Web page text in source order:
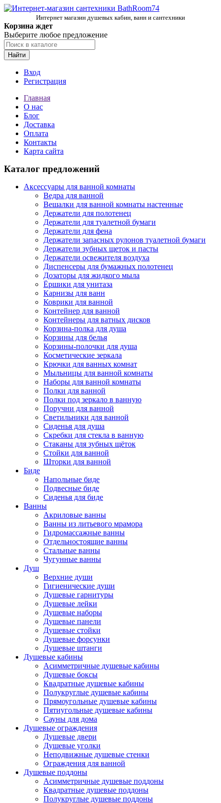
Интернет магазин душевых кабин, ванн и сантехники
Корзина ждет
Выберите любое предложение
Найти
Вход
Регистрация
Главная
О нас
Блог
Доставка
Оплата
Контакты
Карта сайта
Каталог предложений
Аксессуары для ванной комнаты
Ведра для ванной
Вешалки для ванной комнаты настенные
Держатели для полотенец
Держатели для туалетной бумаги
Держатели для фена
Держатели запасных рулонов туалетной бумаги
Держатели зубных щеток и пасты
Держатели освежителя воздуха
Диспенсеры для бумажных полотенец
Дозаторы для жидкого мыла
Ёршики для унитаза
Карнизы для ванн
Коврики для ванной
Контейнер для ванной
Контейнеры для ватных дисков
Корзина-полка для душа
Корзины для белья
Корзины-полочки для душа
Косметические зеркала
Крючки для ванных комнат
Мыльницы для ванной комнаты
Наборы для ванной комнаты
Полки для ванной
Полки под зеркало в ванную
Поручни для ванной
Светильники для ванной
Сиденья для душа
Скребки для стекла в ванную
Стаканы для зубных щёток
Стойки для ванной
Шторки для ванной
Биде
Напольные биде
Подвесные биде
Сиденья для биде
Ванны
Акриловые ванны
Ванны из литьевого мрамора
Гидромассажные ванны
Отдельностоящие ванны
Стальные ванны
Чугунные ванны
Душ
Верхние души
Гигиенические души
Душевые гарнитуры
Душевые лейки
Душевые наборы
Душевые панели
Душевые стойки
Душевые форсунки
Душевые штанги
Душевые кабины
Асимметричные душевые кабины
Душевые боксы
Квадратные душевые кабины
Полукруглые душевые кабины
Прямоугольные душевые кабины
Пятиугольные душевые кабины
Сауны для дома
Душевые ограждения
Душевые двери
Душевые уголки
Неподвижные душевые стенки
Ограждения для ванной
Душевые поддоны
Асимметричные душевые поддоны
Квадратные душевые поддоны
Полукруглые душевые поддоны